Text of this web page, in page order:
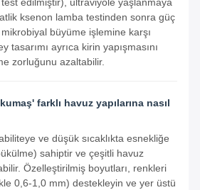
edilmiştir), ultraviyole yaşlanmaya
ksenon lamba testinden sonra güç
büyüme işlemine karşı
tasarımı ayrıca kirin yapışmasını
zorluğunu azaltabilir.
farklı havuz yapılarına nasıl
ve düşük sıcaklıkta esnekliğe
sahiptir ve çeşitli havuz
Özelleştirilmiş boyutları, renkleri
0,6-1,0 mm) destekleyin ve yer üstü